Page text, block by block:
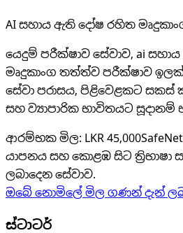
AI සහාය ඇති දෝෂ රහිත
යෙදුම් පරීක්ෂාව සේවාව, ai
මෘදුකාංග තත්ත්ව පරීක්ෂාව
සේවා පරාසය, පිළිවෙළකට සකස්
සහ ව්‍යාපාරික භාවිතයට සූදානම්
ආරම්භක මිල: LKR 45,000
යාපනය සහ කොළඹ සිට
ලබාදෙන සේවාව.
ඔබේ නොමිලේ මිල ගණන් දැන්
ස්ටාටර්